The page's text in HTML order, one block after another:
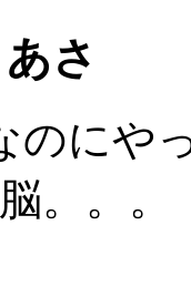
さ
のにや
。。。